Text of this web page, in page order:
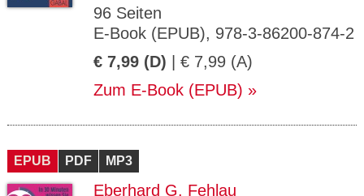
96 Seiten
E-Book (EPUB), 978-3-86200-874-2
€ 7,99 (D) | € 7,99 (A)
Zum E-Book (EPUB)
EPUB PDF MP3
Eberhard G. Fehlau